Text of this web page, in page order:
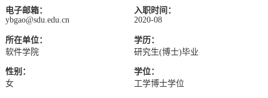
电子邮箱：
ybgao@sdu.edu.cn
入职时间：
2020-08
所在单位：
软件学院
学历：
研究生(博士)毕业
性别：
女
学位：
工学博士学位